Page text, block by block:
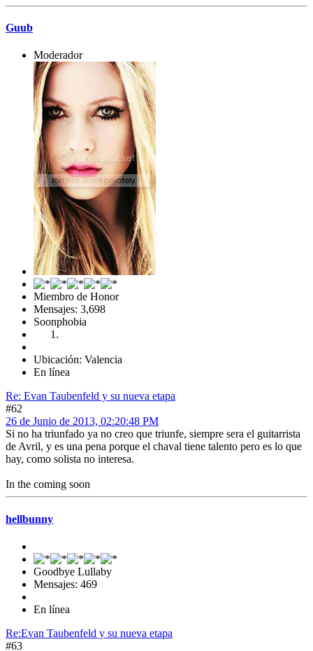
Guub
Moderador
Miembro de Honor
Mensajes: 3,698
Soonphobia
Ubicación: Valencia
En línea
Re: Evan Taubenfeld y su nueva etapa
#62
26 de Junio de 2013, 02:20:48 PM
Si no ha triunfado ya no creo que triunfe, siempre sera el guitarrista
de Avril, y es una pena porque el chaval tiene talento pero es lo que
hay, como solista no interesa.
In the coming soon
hellbunny
Goodbye Lullaby
Mensajes: 469
En línea
Re:Evan Taubenfeld y su nueva etapa
#63